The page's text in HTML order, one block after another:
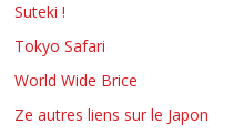
Suteki !
Tokyo Safari
World Wide Brice
Ze autres liens sur le Japon